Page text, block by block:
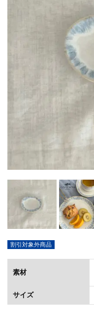
割引対象外商品
素材
サイズ